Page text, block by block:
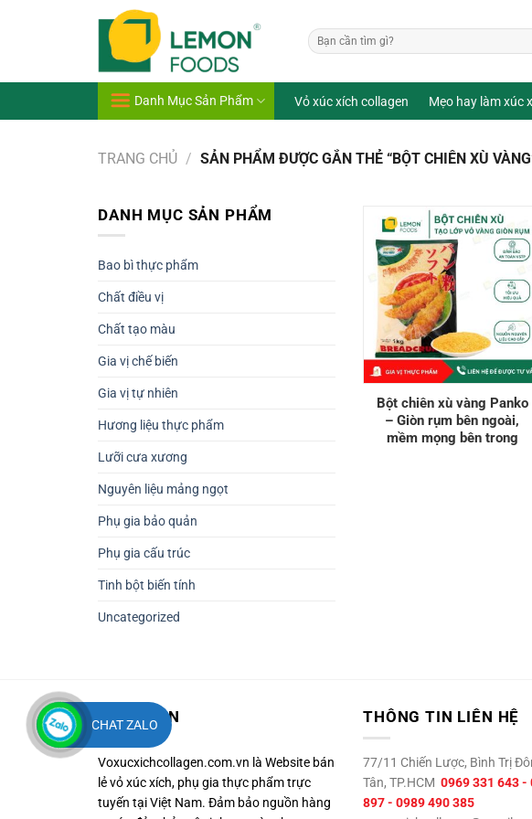
Tìm
kiếm:
Danh Mục Sản Phẩm Vỏ xúc xích collagen Mẹo hay làm xúc
TRANG CHỦ / SẢN PHẨM ĐƯỢC GẮN THẺ “BỘT CHIÊN XÙ
DANH MỤC SẢN PHẨM
Bao bì thực phẩm
Chất điều vị
Chất tạo màu
Gia vị chế biến
Gia vị tự nhiên
Hương liệu thực phẩm
Lưỡi cưa xương
Nguyên liệu mảng ngọt
Phụ gia bảo quản
Phụ gia cấu trúc
Tinh bột biến tính
Uncategorized
Bột chiên xù vàng Panko
– Giòn rụm bên ngoài,
mềm mọng bên trong
VỀ LEMON
Voxucxichcollagen.com.vn là Website bán
lẻ vỏ xúc xích, phụ gia thực phẩm trực
tuyến tại Việt Nam. Đảm bảo nguồn hàng
THÔNG TIN LIÊN HỆ
77/11 Chiến Lược, Bình Trị
Tân, TP.HCM 0969 331 643 -
897 - 0989 490 385
CHAT ZALO